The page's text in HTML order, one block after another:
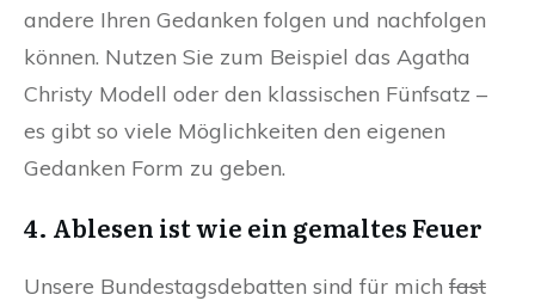
andere Ihren Gedanken folgen und nachfolgen
können. Nutzen Sie zum Beispiel das Agatha
Christy Modell oder den klassischen Fünfsatz –
es gibt so viele Möglichkeiten den eigenen
Gedanken Form zu geben.
4. Ablesen ist wie ein gemaltes Feuer
Unsere Bundestagsdebatten sind für mich fast